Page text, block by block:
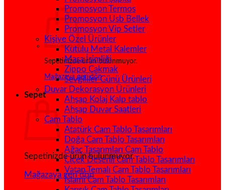
Sepetinizde ürün bulunmuyor.
Mağazaya geri dön
Sepet
Sepetinizde ürün bulunmuyor.
Mağazaya geri dön
Promosyon Termos
Promosyon Usb Bellek
Promosyon Vip Setler
Kişiye Özel Ürünler
Kutulu Metal Kalemler
Masa İsimliği
Zippo Çakmak
Sevgililer Günü Ürünleri
Duvar Dekorasyon Ürünleri
Ahşap Kolaj Kalp tablo
Ahşap Duvar Saatleri
Cam Tablo
Atatürk Cam Tablo Tasarımları
Doğa Cam Tablo Tasarımları
Ağaç Tasarımları Cam Tablo
Çiçek Desenli Cam Tablo Tasarımları
Vatan Temalı Cam Tablo Tasarımları
İslami Cam Tablo Tasarımları